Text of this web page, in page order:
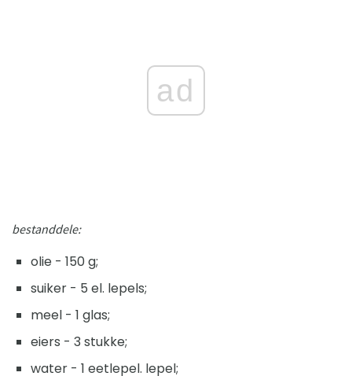
ad
bestanddele:
olie - 150 g;
suiker - 5 el. lepels;
meel - 1 glas;
eiers - 3 stukke;
water - 1 eetlepel. lepel;